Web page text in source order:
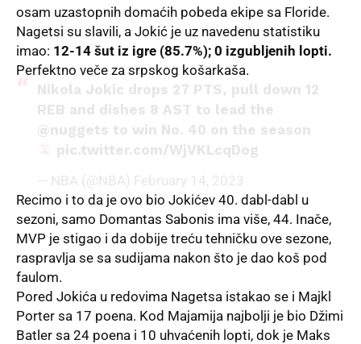
osam uzastopnih domaćih pobeda ekipe sa Floride.
Nagetsi su slavili, a Jokić je uz navedenu statistiku
imao: 12-14 šut iz igre (85.7%); 0 izgubljenih lopti.
Perfektno veče za srpskog košarkaša.
Nikola Jokic drops 27 PTS, pull down 12
REB and dishes 8 AST to lead the
@nuggets to win No. 40 on the season
pic.twitter.com/WjVKLcqDog
— NBA (@NBA) February 14, 2023
Recimo i to da je ovo bio Jokićev 40. dabl-dabl u
sezoni, samo Domantas Sabonis ima više, 44. Inače,
MVP je stigao i da dobije treću tehničku ove sezone,
raspravlja se sa sudijama nakon što je dao koš pod
faulom.
Pored Jokića u redovima Nagetsa istakao se i Majkl
Porter sa 17 poena. Kod Majamija najbolji je bio Džimi
Batler sa 24 poena i 10 uhvaćenih lopti, dok je Maks